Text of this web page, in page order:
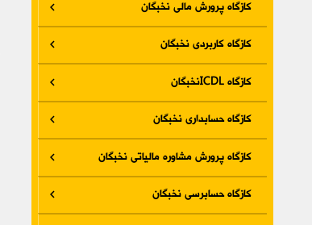
کازگاه پرورش مالی نخبگان
کازگاه کاربردی نخبگان
کازگاه ICDLنخبگان
کازگاه حسابداری نخبگان
کازگاه پرورش مشاوره مالیاتی نخبگان
کازگاه حسابرسی نخبگان